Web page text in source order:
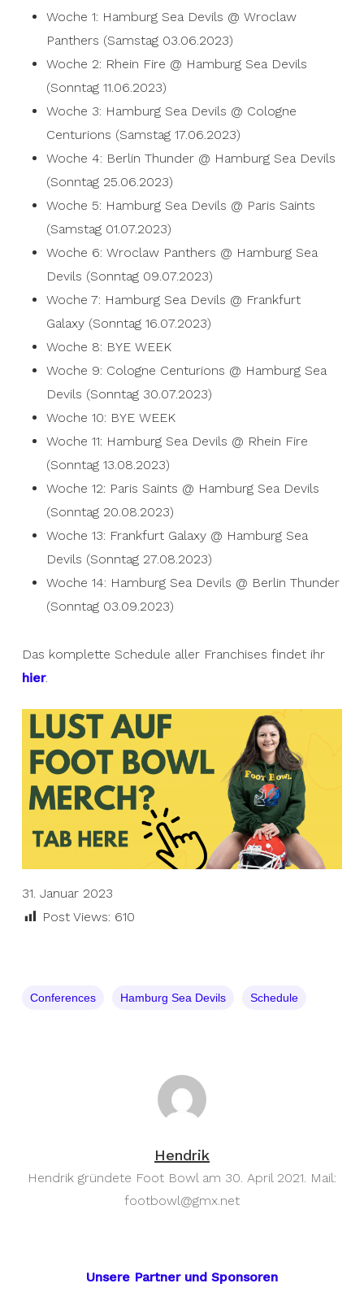
Woche 1: Hamburg Sea Devils @ Wroclaw
Panthers (Samstag 03.06.2023)
Woche 2: Rhein Fire @ Hamburg Sea Devils
(Sonntag 11.06.2023)
Woche 3: Hamburg Sea Devils @ Cologne
Centurions (Samstag 17.06.2023)
Woche 4: Berlin Thunder @ Hamburg Sea Devils
(Sonntag 25.06.2023)
Woche 5: Hamburg Sea Devils @ Paris Saints
(Samstag 01.07.2023)
Woche 6: Wroclaw Panthers @ Hamburg Sea
Devils (Sonntag 09.07.2023)
Woche 7: Hamburg Sea Devils @ Frankfurt
Galaxy (Sonntag 16.07.2023)
Woche 8: BYE WEEK
Woche 9: Cologne Centurions @ Hamburg Sea
Devils (Sonntag 30.07.2023)
Woche 10: BYE WEEK
Woche 11: Hamburg Sea Devils @ Rhein Fire
(Sonntag 13.08.2023)
Woche 12: Paris Saints @ Hamburg Sea Devils
(Sonntag 20.08.2023)
Woche 13: Frankfurt Galaxy @ Hamburg Sea
Devils (Sonntag 27.08.2023)
Woche 14: Hamburg Sea Devils @ Berlin Thunder
(Sonntag 03.09.2023)
Das komplette Schedule aller Franchises findet ihr
hier.
31. Januar 2023
Post Views: 610
Conferences Hamburg Sea Devils Schedule
Hendrik
Hendrik gründete Foot Bowl am 30. April 2021. Mail:
footbowl@gmx.net
Unsere Partner und Sponsoren